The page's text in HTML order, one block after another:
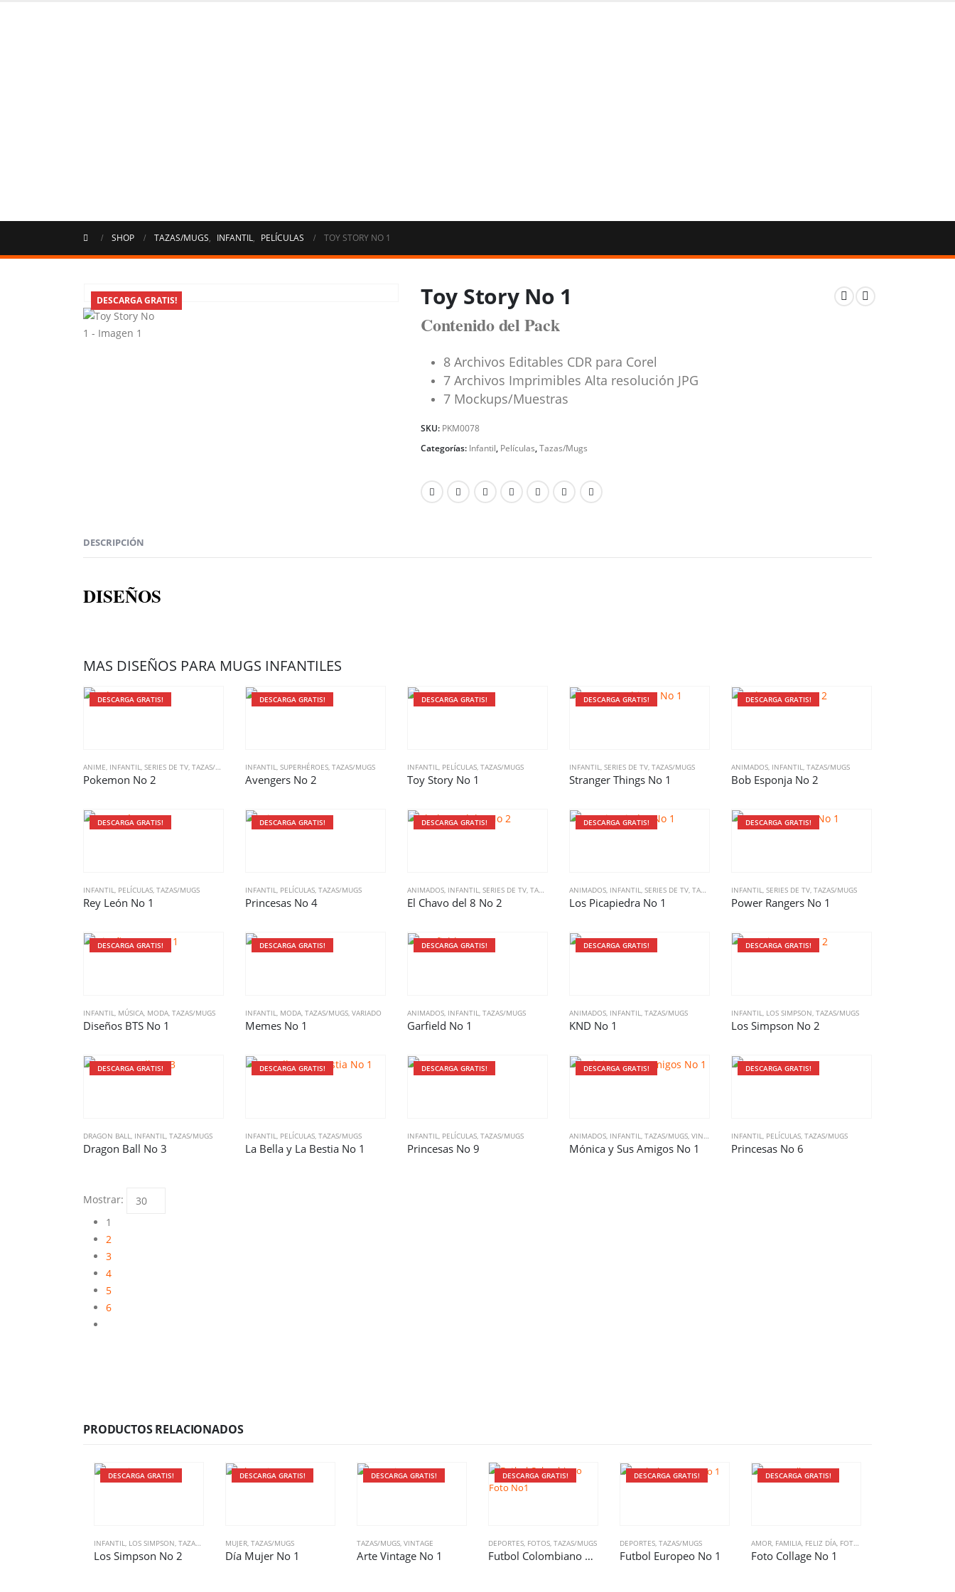
SHOP TAZAS/MUGS, INFANTIL, PELÍCULAS TOY STORY NO 1
DESCARGA GRATIS! Toy Story No 1
Contenido del Pack
8 Archivos Editables CDR para Corel
7 Archivos Imprimibles Alta resolución JPG
7 Mockups/Muestras
SKU: PKM0078
Categorías: Infantil, Películas,Tazas/Mugs
DESCRIPCIÓN
DISEÑOS
MAS DISEÑOS PARA MUGS INFANTILES
DESCARGA GRATIS!
ANIME, INFANTIL, SERIES DE TV, TAZAS/MUGS
Pokemon No 2
DESCARGA GRATIS!
INFANTIL, SUPERHÉROES, TAZAS/MUGS
Avengers No 2
DESCARGA GRATIS!
INFANTIL, PELÍCULAS, TAZAS/MUGS
Toy Story No 1
DESCARGA GRATIS!
INFANTIL, SERIES DE TV, TAZAS/MUGS
Stranger Things No 1
DESCARGA GRATIS!
ANIMADOS, INFANTIL, TAZAS/MUGS
Bob Esponja No 2
DESCARGA GRATIS!
INFANTIL, PELÍCULAS, TAZAS/MUGS
Rey León No 1
DESCARGA GRATIS!
INFANTIL, PELÍCULAS, TAZAS/MUGS
Princesas No 4
DESCARGA GRATIS!
ANIMADOS, INFANTIL, SERIES DE TV, TAZAS/MUGS
El Chavo del 8 No 2
DESCARGA GRATIS!
ANIMADOS, INFANTIL, SERIES DE TV, TAZAS/MUGS
Los Picapiedra No 1
DESCARGA GRATIS!
INFANTIL, SERIES DE TV, TAZAS/MUGS
Power Rangers No 1
DESCARGA GRATIS!
INFANTIL, MÚSICA, MODA, TAZAS/MUGS
Diseños BTS No 1
DESCARGA GRATIS!
INFANTIL, MODA, TAZAS/MUGS, VARIADO
Memes No 1
DESCARGA GRATIS!
ANIMADOS, INFANTIL, TAZAS/MUGS
Garfield No 1
DESCARGA GRATIS!
ANIMADOS, INFANTIL, TAZAS/MUGS
KND No 1
DESCARGA GRATIS!
INFANTIL, LOS SIMPSON, TAZAS/MUGS
Los Simpson No 2
DESCARGA GRATIS!
DRAGON BALL, INFANTIL, TAZAS/MUGS
Dragon Ball No 3
DESCARGA GRATIS!
INFANTIL, PELÍCULAS, TAZAS/MUGS
La Bella y La Bestia No 1
DESCARGA GRATIS!
INFANTIL, PELÍCULAS, TAZAS/MUGS
Princesas No 9
DESCARGA GRATIS!
ANIMADOS, INFANTIL, TAZAS/MUGS, VINTAGE
Mónica y Sus Amigos No 1
DESCARGA GRATIS!
INFANTIL, PELÍCULAS, TAZAS/MUGS
Princesas No 6
Mostrar:
1
2
3
4
5
6
PRODUCTOS RELACIONADOS
DESCARGA GRATIS!
INFANTIL, LOS SIMPSON, TAZAS/MUGS
Los Simpson No 2
DESCARGA GRATIS!
MUJER, TAZAS/MUGS
Día Mujer No 1
DESCARGA GRATIS!
TAZAS/MUGS, VINTAGE
Arte Vintage No 1
DESCARGA GRATIS!
DEPORTES, FOTOS, TAZAS/MUGS
Futbol Colombiano Foto No1
DESCARGA GRATIS!
DEPORTES, TAZAS/MUGS
Futbol Europeo No 1
DESCARGA GRATIS!
AMOR, FAMILIA, FELIZ DÍA, FOTOS
Foto Collage No 1